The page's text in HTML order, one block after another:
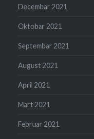
Decembar 2021
Oktobar 2021
Septembar 2021
August 2021
April 2021
Mart 2021
Februar 2021